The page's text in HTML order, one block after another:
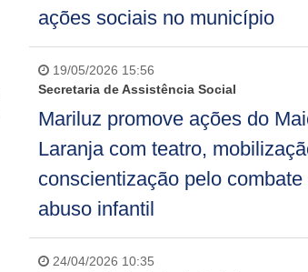
ações sociais no município
19/05/2026 15:56
Secretaria de Assistência Social
Mariluz promove ações do
Laranja com teatro,
conscientização pelo combate
abuso infantil
24/04/2026 10:35